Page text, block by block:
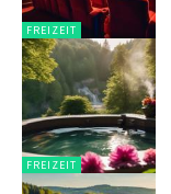
FREIZEIT
FREIZEIT